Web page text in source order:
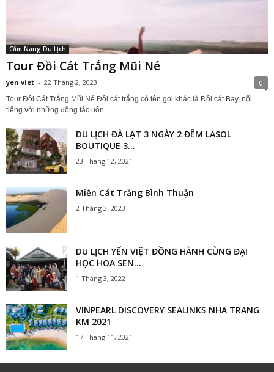
Cẩm Nang Du Lịch
Tour Đồi Cát Trắng Mũi Né
yen viet - 22 Tháng 2, 2023 0
Tour Đồi Cát Trắng Mũi Né Đồi cát trắng có tên gọi khác là Đồi cát Bay, nổi
tiếng với những động tác uốn...
DU LỊCH ĐÀ LẠT 3 NGÀY 2 ĐÊM LASOL
BOUTIQUE 3...
23 Tháng 12, 2021
Miền Cát Trắng Bình Thuận
2 Tháng 3, 2023
DU LỊCH YẾN VIỆT ĐỒNG HÀNH CÙNG ĐẠI
HỌC HOA SEN...
1 Tháng 3, 2022
VINPEARL DISCOVERY SEALINKS NHA TRANG
KM 2021
17 Tháng 11, 2021